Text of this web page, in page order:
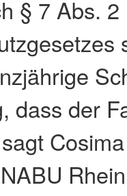
§ 7 Abs. 2
dass der